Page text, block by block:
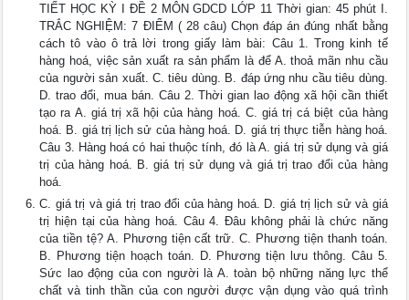
TIẾT HỌC KỲ I ĐỀ 2 MÔN GDCD LỚP 11 Thời gian: 45 phút I.
TRẮC NGHIỆM: 7 ĐIỂM ( 28 câu) Chọn đáp án đúng nhất bằng
cách tô vào ô trả lời trong giấy làm bài: Câu 1. Trong kinh tế
hàng hoá, việc sản xuất ra sản phẩm là để A. thoả mãn nhu cầu
của người sản xuất. C. tiêu dùng. B. đáp ứng nhu cầu tiêu dùng.
D. trao đổi, mua bán. Câu 2. Thời gian lao động xã hội cần thiết
tạo ra A. giá trị xã hội của hàng hoá. C. giá trị cá biệt của hàng
hoá. B. giá trị lịch sử của hàng hoá. D. giá trị thực tiễn hàng hoá.
Câu 3. Hàng hoá có hai thuộc tính, đó là A. giá trị sử dụng và giá
trị của hàng hoá. B. giá trị sử dụng và giá trị trao đổi của hàng
hoá.
C. giá trị và giá trị trao đổi của hàng hoá. D. giá trị lịch sử và giá
trị hiện tại của hàng hoá. Câu 4. Đâu không phải là chức năng
của tiền tệ? A. Phương tiện cất trữ. C. Phương tiện thanh toán.
B. Phương tiện hoạch toán. D. Phương tiện lưu thông. Câu 5.
Sức lao động của con người là A. toàn bộ những năng lực thể
chất và tinh thần của con người được vận dụng vào quá trình